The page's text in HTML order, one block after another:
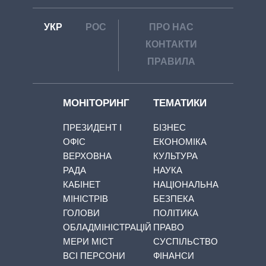
УКР РОС
ПРО НАС
КОНТАКТИ
ПРАВИЛА
МОНІТОРИНГ
ПРЕЗИДЕНТ І
ОФІС
ВЕРХОВНА
РАДА
КАБІНЕТ
МІНІСТРІВ
ГОЛОВИ
ОБЛАДМІНІСТРАЦІЙ
МЕРИ МІСТ
ВСІ ПЕРСОНИ
ТЕМАТИКИ
БІЗНЕС
ЕКОНОМІКА
КУЛЬТУРА
НАУКА
НАЦІОНАЛЬНА
БЕЗПЕКА
ПОЛІТИКА
ПРАВО
СУСПІЛЬСТВО
ФІНАНСИ